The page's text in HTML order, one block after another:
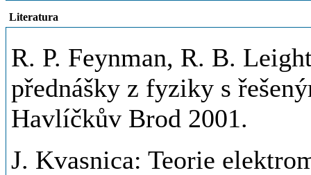
Literatura
R. P. Feynman, R. B.
přednášky z fyziky s
Havlíčkův Brod 2001.
J. Kvasnica: Teorie